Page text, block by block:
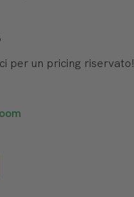
per un pricing riservato!